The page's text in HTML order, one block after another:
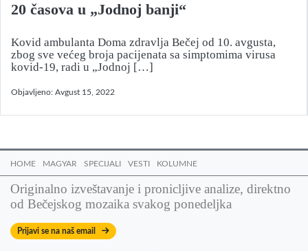
20 časova u „Jodnoj banji“
Kovid ambulanta Doma zdravlja Bečej od 10. avgusta,
zbog sve većeg broja pacijenata sa simptomima virusa
kovid-19, radi u „Jodnoj […]
Objavljeno: Avgust 15, 2022
HOME MAGYAR SPECIJALI VESTI KOLUMNE
Originalno izveštavanje i pronicljive analize, direktno
od Bečejskog mozaika svakog ponedeljka
Prijavi se na naš email